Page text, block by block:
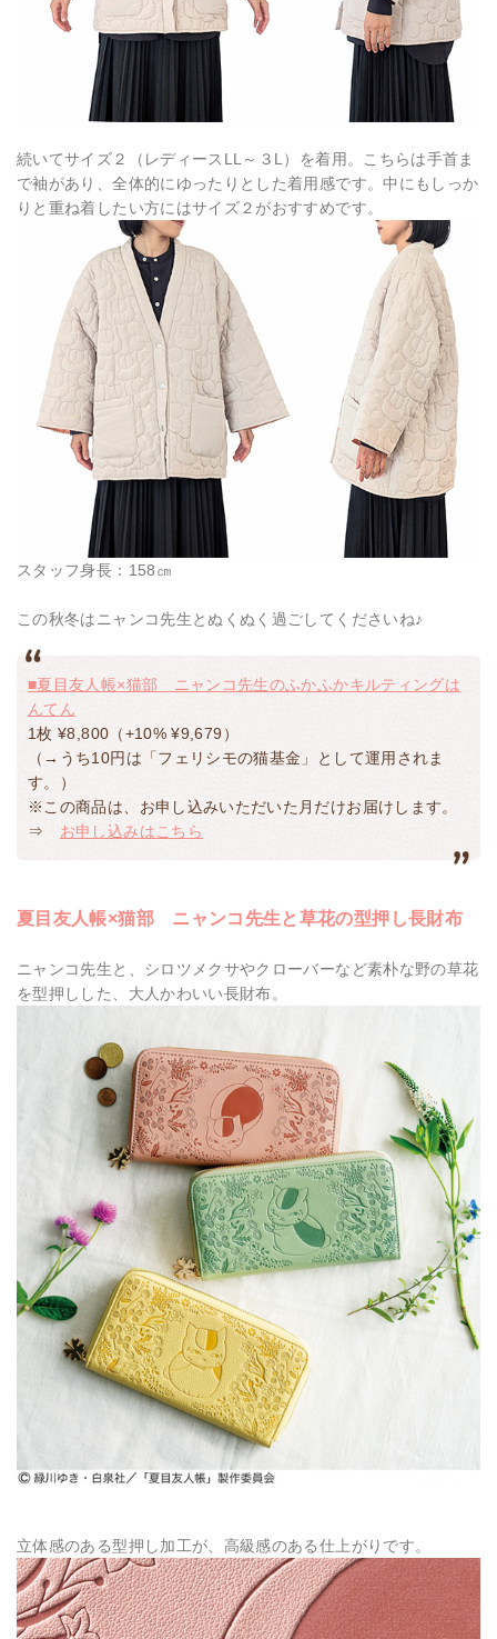
続いてサイズ２（レディースLL～３L）を着用。こちらは手首ま
で袖があり、全体的にゆったりとした着用感です。中にもしっか
りと重ね着したい方にはサイズ２がおすすめです。
スタッフ身長：158㎝
この秋冬はニャンコ先生とぬくぬく過ごしてくださいね♪
■夏目友人帳×猫部 ニャンコ先生のふかふかキルティングは
んてん
1枚 ¥8,800（+10% ¥9,679）
（→うち10円は「フェリシモの猫基金」として運用されま
す。）
※この商品は、お申し込みいただいた月だけお届けします。
⇒ お申し込みはこちら
夏目友人帳×猫部 ニャンコ先生と草花の型押し長財布
ニャンコ先生と、シロツメクサやクローバーなど素朴な野の草花
を型押しした、大人かわいい長財布。
立体感のある型押し加工が、高級感のある仕上がりです。